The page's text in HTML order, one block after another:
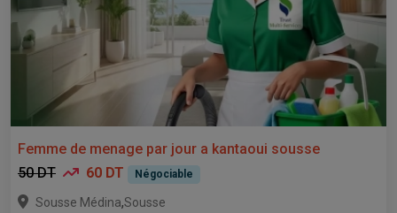
Femme de menage par jour a kantaoui sousse
50 DT
60 DT Négociable
Sousse Médina,Sousse